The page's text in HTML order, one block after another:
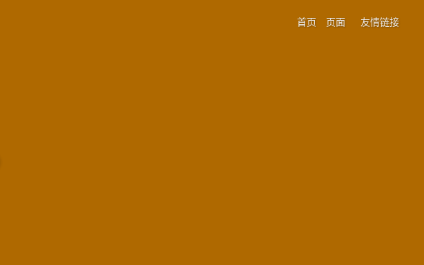
首页 页面 友情链接